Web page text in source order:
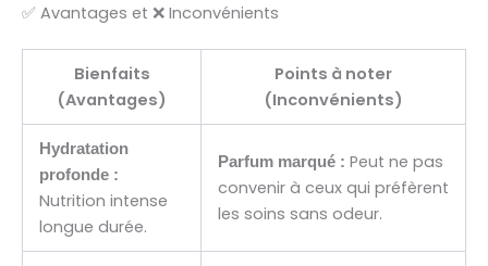
✅ Avantages et ❌ Inconvénients
Bienfaits
(Avantages)
Points à noter
(Inconvénients)
Hydratation
profonde :
Nutrition intense
longue durée.
Parfum marqué : Peut ne pas
convenir à ceux qui préfèrent
les soins sans odeur.